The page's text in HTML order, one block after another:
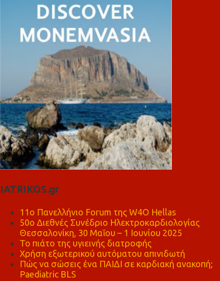
IATRIKOS.gr
11ο Πανελλήνιο Forum της W4O Hellas
50ο Διεθνές Συνέδριο Ηλεκτροκαρδιολογίας
Θεσσαλονίκη, 30 Μαΐου – 1 Ιουνίου 2025
Το πιάτο της υγιεινής διατροφής
Χρήση εξωτερικού αυτόματου απινιδωτή
Πώς να σώσεις ένα ΠΑΙΔΙ σε καρδιακή ανακοπή;
Paediatric BLS